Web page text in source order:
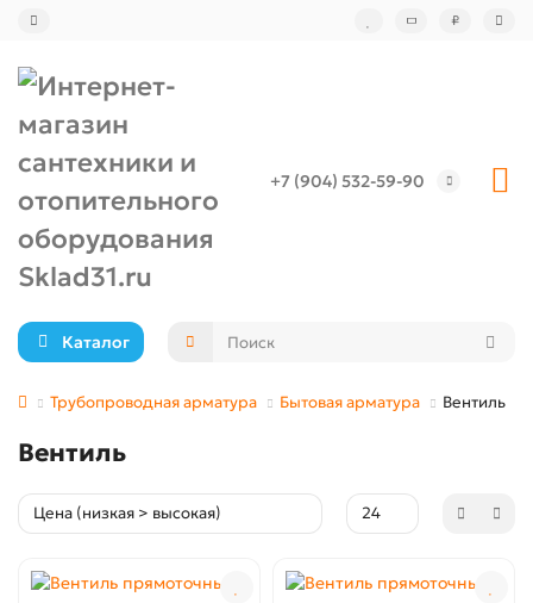
₽
+7 (904) 532-59-90
Каталог
Трубопроводная арматура Бытовая арматура Вентиль
Вентиль